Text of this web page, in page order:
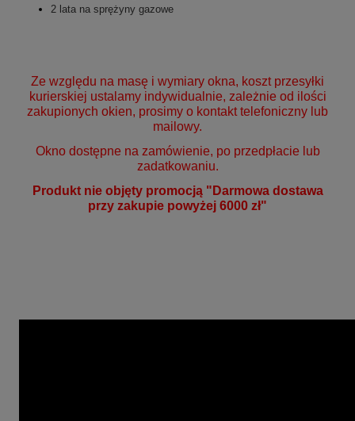
2 lata na sprężyny gazowe
Ze względu na masę i wymiary okna, koszt przesyłki
kurierskiej ustalamy indywidualnie, zależnie od ilości
zakupionych okien, prosimy o kontakt telefoniczny lub
mailowy.
Okno dostępne na zamówienie, po przedpłacie lub
zadatkowaniu.
Produkt nie objęty promocją "Darmowa dostawa
przy zakupie powyżej 6000 zł"